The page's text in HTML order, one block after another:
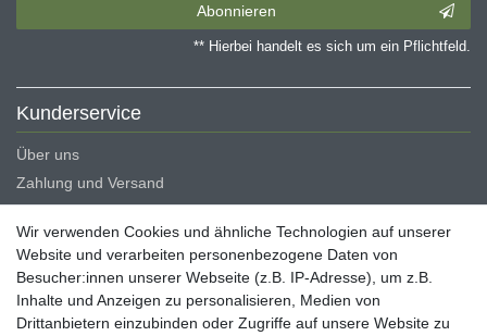
Abonnieren
** Hierbei handelt es sich um ein Pflichtfeld.
Kunderservice
Über uns
Zahlung und Versand
Blog
Rechtliche Angaben
Widerrufsrecht
Wir verwenden Cookies und ähnliche Technologien auf unserer
Website und verarbeiten personenbezogene Daten von
Besucher:innen unserer Webseite (z.B. IP-Adresse), um z.B.
Inhalte und Anzeigen zu personalisieren, Medien von
Drittanbietern einzubinden oder Zugriffe auf unsere Website zu